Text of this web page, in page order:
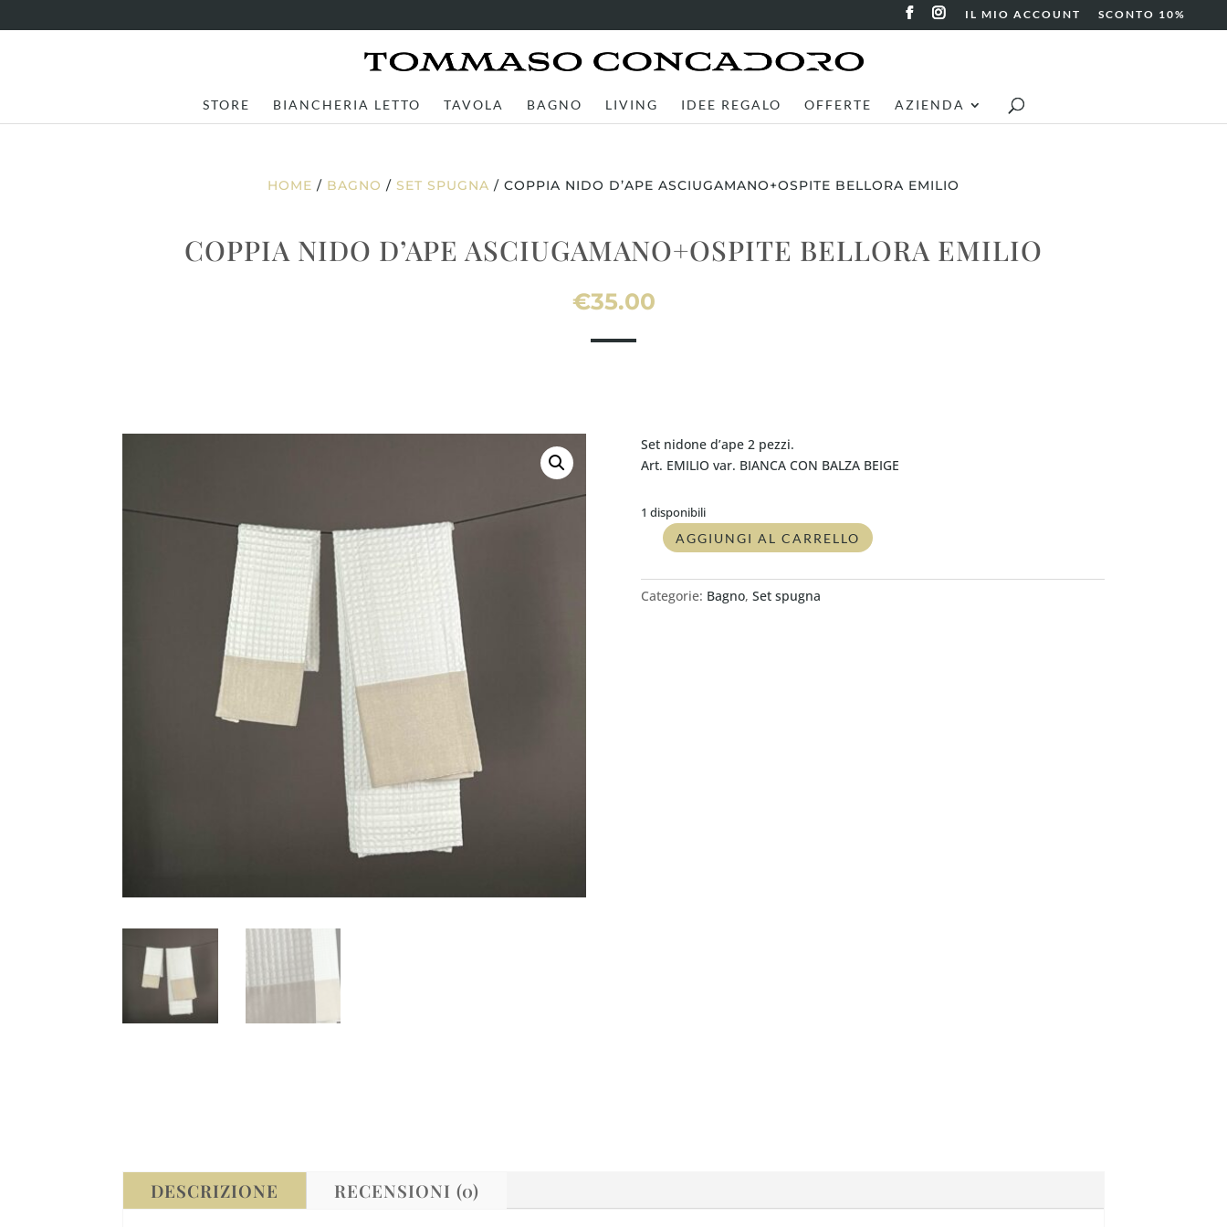
IL MIO ACCOUNT SCONTO 10%
STORE BIANCHERIA LETTO TAVOLA BAGNO LIVING IDEE REGALO OFFERTE AZIENDA
HOME / BAGNO / SET SPUGNA / COPPIA NIDO D’APE ASCIUGAMANO+OSPITE BELLORA EMILIO
COPPIA NIDO D’APE ASCIUGAMANO+OSPITE BELLORA EMILIO
€35.00
Set nidone d’ape 2 pezzi.
Art. EMILIO var. BIANCA CON BALZA BEIGE
1 disponibili
Coppia
d'ape
AGGIUNGI AL CARRELLO
Categorie: Bagno, Set spugna
DESCRIZIONE RECENSIONI (0)